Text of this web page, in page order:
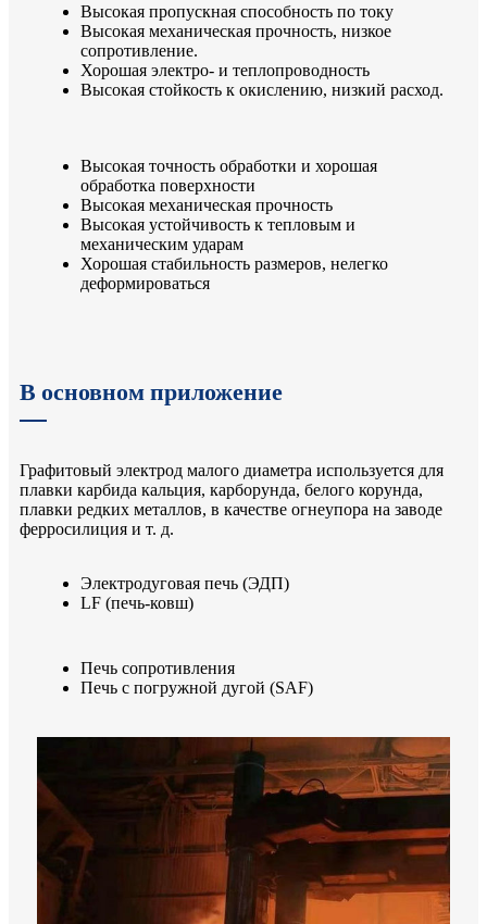
Высокая пропускная способность по току
Высокая механическая прочность, низкое
сопротивление.
Хорошая электро- и теплопроводность
Высокая стойкость к окислению, низкий расход.
Высокая точность обработки и хорошая
обработка поверхности
Высокая механическая прочность
Высокая устойчивость к тепловым и
механическим ударам
Хорошая стабильность размеров, нелегко
деформироваться
В основном приложение
Графитовый электрод малого диаметра используется для
плавки карбида кальция, карборунда, белого корунда,
плавки редких металлов, в качестве огнеупора на заводе
ферросилиция и т. д.
Электродуговая печь (ЭДП)
LF (печь-ковш)
Печь сопротивления
Печь с погружной дугой (SAF)